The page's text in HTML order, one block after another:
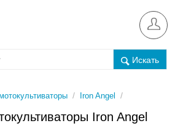
Искать
/ Iron Angel /
Iron Angel